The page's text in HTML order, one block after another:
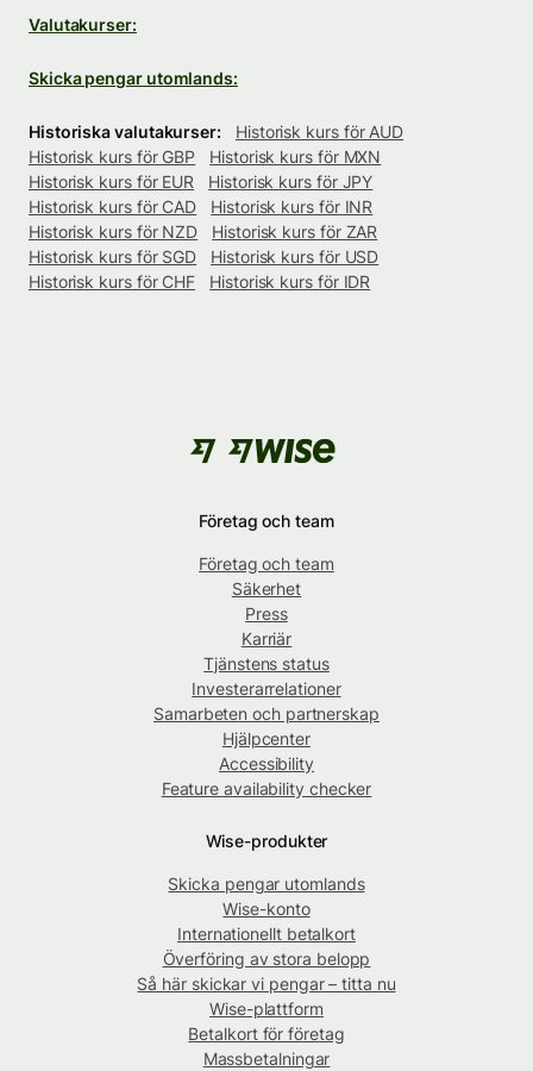
Valutakurser:
Skicka pengar utomlands:
Historiska valutakurser:
Historisk kurs för AUD
Historisk kurs för GBP
Historisk kurs för MXN
Historisk kurs för EUR
Historisk kurs för JPY
Historisk kurs för CAD
Historisk kurs för INR
Historisk kurs för NZD
Historisk kurs för ZAR
Historisk kurs för SGD
Historisk kurs för USD
Historisk kurs för CHF
Historisk kurs för IDR
Företag och team
Företag och team
Säkerhet
Press
Karriär
Tjänstens status
Investerarrelationer
Samarbeten och partnerskap
Hjälpcenter
Accessibility
Feature availability checker
Wise-produkter
Skicka pengar utomlands
Wise-konto
Internationellt betalkort
Överföring av stora belopp
Så här skickar vi pengar – titta nu
Wise-plattform
Betalkort för företag
Massbetalningar